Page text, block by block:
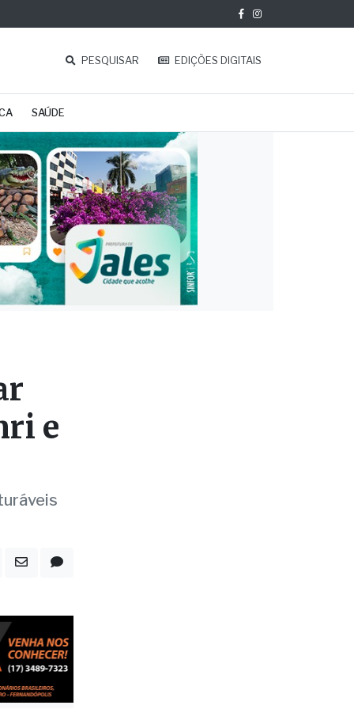
PESQUISAR EDIÇÕES DIGITAIS
SAÚDE
e